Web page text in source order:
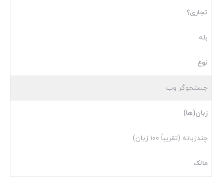
تجاری؟
بله
نوع
جستجوگر وب
زبان(ها)
چندزبانه (تقریباً ۱۰۰ زبان)
مالک